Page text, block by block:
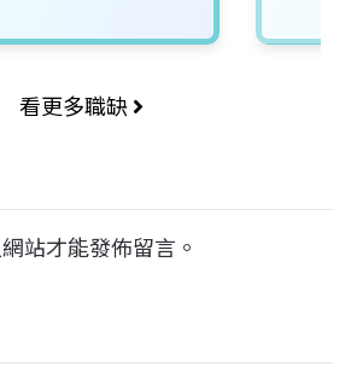
看更多職缺
網站才能發佈留言。